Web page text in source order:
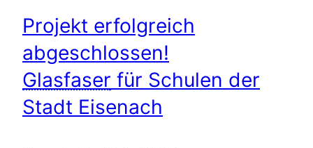
Projekt erfolgreich
abgeschlossen!
Glasfaser für Schulen der
Stadt Eisenach